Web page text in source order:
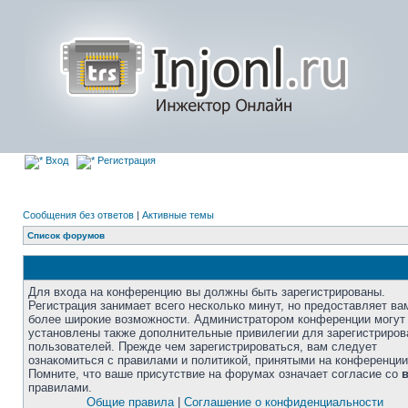
Вход Регистрация
Сообщения без ответов | Активные темы
Список форумов
Для входа на конференцию вы должны быть зарегистрированы.
Регистрация занимает всего несколько минут, но предоставляет
более широкие возможности. Администратором конференции
установлены также дополнительные привилегии для
пользователей. Прежде чем зарегистрироваться, вам следует
ознакомиться с правилами и политикой, принятыми на
Помните, что ваше присутствие на форумах означает согласие со
правилами.
Общие правила| Соглашение о конфиденциальности